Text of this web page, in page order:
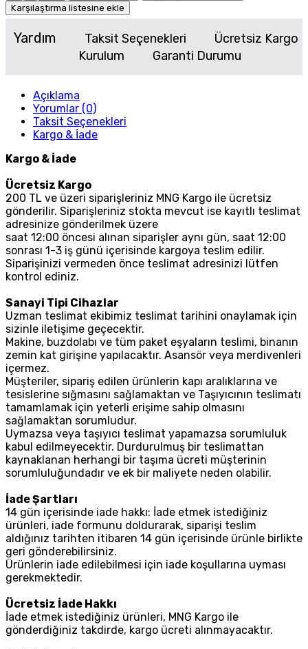
Karşılaştırma listesine ekle
Yardım Taksit Seçenekleri
Ücretsiz Kargo
Kurulum
Garanti Durumu
Açıklama
Yorumlar (0)
Taksit Seçenekleri
Kargo & İade
Kargo & İade
Ücretsiz Kargo
200 TL ve üzeri siparişleriniz MNG Kargo ile ücretsiz
gönderilir. Siparişleriniz stokta mevcut ise kayıtlı teslimat
adresinize gönderilmek üzere
saat 12:00 öncesi alınan siparişler aynı gün, saat 12:00
sonrası 1-3 iş günü içerisinde kargoya teslim edilir.
Siparişinizi vermeden önce teslimat adresinizi lütfen
kontrol ediniz.
Sanayi Tipi Cihazlar
Uzman teslimat ekibimiz teslimat tarihini onaylamak için
sizinle iletişime geçecektir.
Makine, buzdolabı ve tüm paket eşyaların teslimi, binanın
zemin kat girişine yapılacaktır. Asansör veya merdivenleri
içermez.
Müşteriler, sipariş edilen ürünlerin kapı aralıklarına ve
tesislerine sığmasını sağlamaktan ve Taşıyıcının teslimatı
tamamlamak için yeterli erişime sahip olmasını
sağlamaktan sorumludur.
Uymazsa veya taşıyıcı teslimat yapamazsa sorumluluk
kabul edilmeyecektir. Durdurulmuş bir teslimattan
kaynaklanan herhangi bir taşıma ücreti müşterinin
sorumluluğundadır ve ek bir maliyete neden olabilir.
İade Şartları
14 gün içerisinde iade hakkı: İade etmek istediğiniz
ürünleri, iade formunu doldurarak, siparişi teslim
aldığınız tarihten itibaren 14 gün içerisinde ürünle birlikte
geri gönderebilirsiniz.
Ürünlerin iade edilebilmesi için iade koşullarına uyması
gerekmektedir.
Ücretsiz İade Hakkı
İade etmek istediğiniz ürünleri, MNG Kargo ile
gönderdiğiniz takdirde, kargo ücreti alınmayacaktır.